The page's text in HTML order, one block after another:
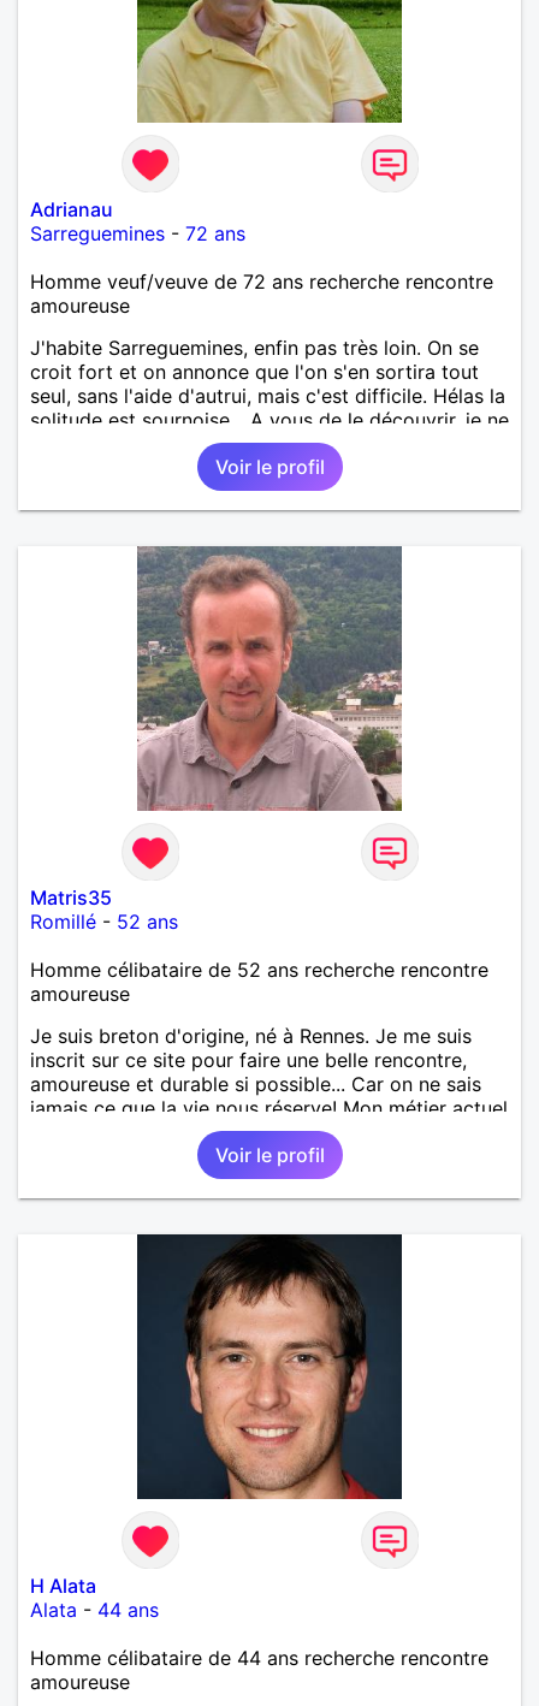
Adrianau
Sarreguemines - 72 ans
Homme veuf/veuve de 72 ans recherche rencontre
amoureuse
J'habite Sarreguemines, enfin pas très loin. On se
croit fort et on annonce que l'on s'en sortira tout
seul, sans l'aide d'autrui, mais c'est difficile. Hélas la
solitude est sournoise... A vous de le découvrir, je ne
serais peut-être pas objectif. Rencontrer pour
débuter, partager ensuite si le "feeling" se présente.
Voir le profil
Matris35
Romillé - 52 ans
Homme célibataire de 52 ans recherche rencontre
amoureuse
Je suis breton d'origine, né à Rennes. Je me suis
inscrit sur ce site pour faire une belle rencontre,
amoureuse et durable si possible... Car on ne sais
jamais ce que la vie nous réserve! Mon métier actuel
est électricien en tant que agent technique
territorial. J'ai enseigné en tant que professeur des
écoles mais j'ai voulu changer. J'aime la culture en
générale: le cinéma, la littérature, le dessin, l'Art, un
Mais je ne vais pas tout dire, à vous de me
contacter pour faire plus ample connaissance!...
Voir le profil
H Alata
Alata - 44 ans
Homme célibataire de 44 ans recherche rencontre
amoureuse